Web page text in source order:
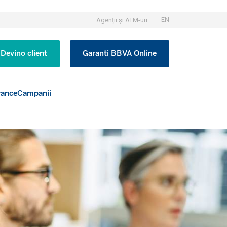
Agenții și ATM-uri EN
Devino client Garanti BBVA Online
Campanii